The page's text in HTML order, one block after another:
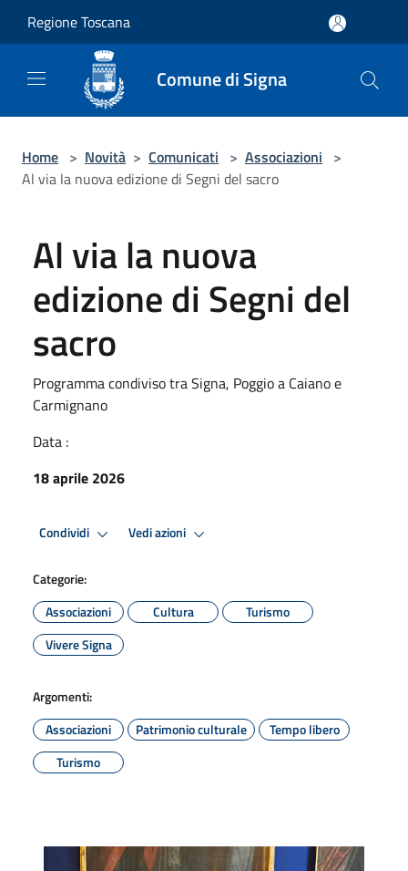
Regione Toscana
Comune di Signa
Home > Novità > Comunicati > Associazioni >
Al via la nuova edizione di Segni del sacro
Al via la nuova
edizione di Segni del
sacro
Programma condiviso tra Signa, Poggio a Caiano e
Carmignano
Data :
18 aprile 2026
Condividi Vedi azioni
Categorie:
Associazioni
Cultura
Turismo
Vivere Signa
Argomenti:
Associazioni
Patrimonio culturale
Tempo libero
Turismo